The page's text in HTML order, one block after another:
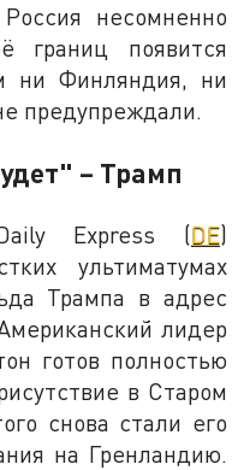
несомненно
границ появится
ни Финляндия, ни
предупреждали.
– Трамп
Express (DE)
ультиматумах
Трампа в адрес
лидер
готов полностью
в Старом
снова стали его
на Гренландию.